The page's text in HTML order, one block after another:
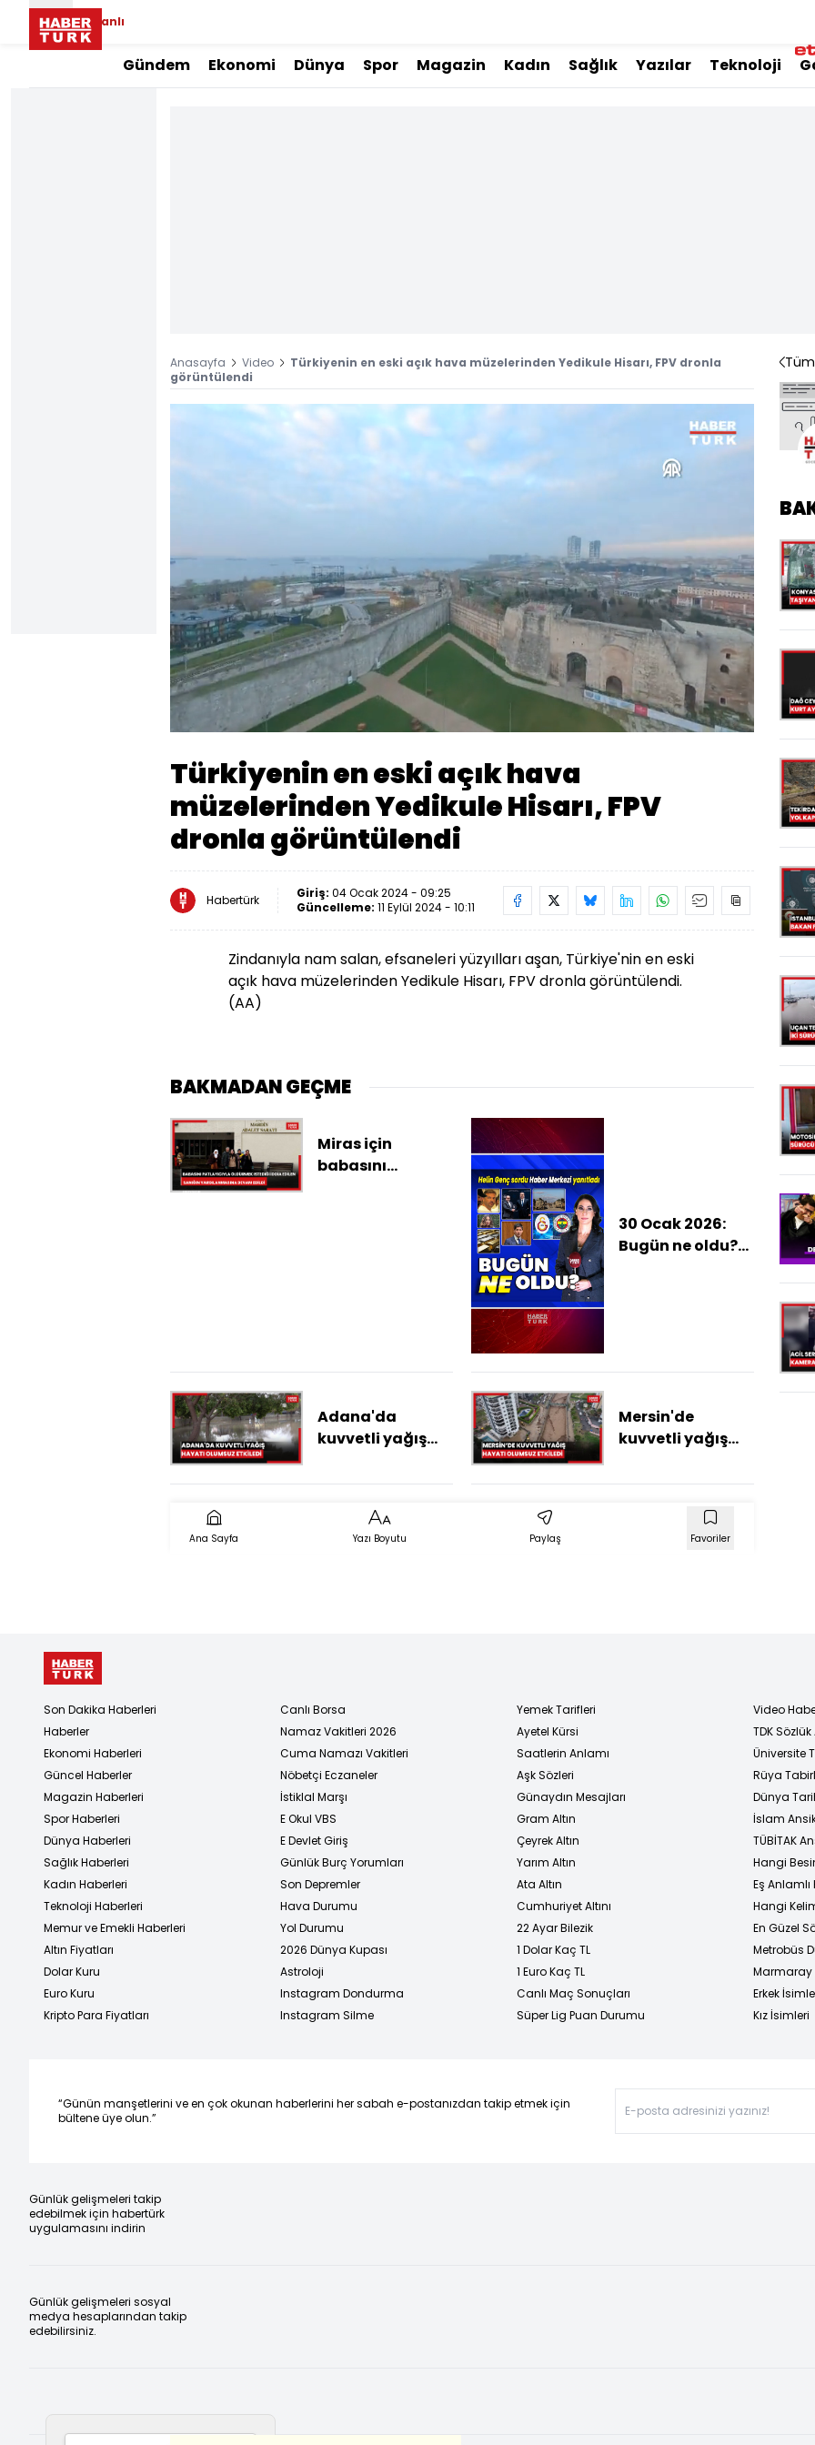
Canlı
Gündem Ekonomi Dünya Spor Magazin Kadın Sağlık Yazılar Teknoloji
Anasayfa Video
Türkiyenin en eski açık hava müzelerinden Yedikule Hisarı, FPV dronla
görüntülendi
Aç
Yüklendi
Oynatma
Hızı
Türkiyenin en eski açık hava
müzelerinden Yedikule Hisarı, FPV
dronla görüntülendi
Habertürk Giriş: 04 Ocak 2024 - 09:25
Güncelleme: 11 Eylül 2024 - 10:11
Zindanıyla nam salan, efsaneleri yüzyılları aşan, Türkiye'nin en eski
açık hava müzelerinden Yedikule Hisarı, FPV dronla görüntülendi.
(AA)
BAKMADAN GEÇME
Miras için
babasını
30 Ocak 2026:
Bugün ne oldu?
Adana'da
kuvvetli yağış
etkiledi
Mersin'de
kuvvetli yağış
etkiliyor
Ana Sayfa Yazı Boyutu Paylaş Favoriler
Son Dakika Haberleri
Haberler
Ekonomi Haberleri
Güncel Haberler
Magazin Haberleri
Spor Haberleri
Dünya Haberleri
Sağlık Haberleri
Kadın Haberleri
Teknoloji Haberleri
Memur ve Emekli Haberleri
Altın Fiyatları
Dolar Kuru
Euro Kuru
Kripto Para Fiyatları
Canlı Borsa
Namaz Vakitleri 2026
Cuma Namazı Vakitleri
Nöbetçi Eczaneler
İstiklal Marşı
E Okul VBS
E Devlet Giriş
Günlük Burç Yorumları
Son Depremler
Hava Durumu
Yol Durumu
2026 Dünya Kupası
Astroloji
Instagram Dondurma
Instagram Silme
Yemek Tarifleri
Ayetel Kürsi
Saatlerin Anlamı
Aşk Sözleri
Günaydın Mesajları
Gram Altın
Çeyrek Altın
Yarım Altın
Ata Altın
Cumhuriyet Altını
22 Ayar Bilezik
1 Dolar Kaç TL
1 Euro Kaç TL
Canlı Maç Sonuçları
Süper Lig Puan Durumu
Video
TDK
Üniversite
Rüya
Dünya
İslam
TÜBİTAK
Hangi
Eş
Hangi
En Güzel
Metrobüs
Marmaray
Erkek
Kız İsimleri
“Günün manşetlerini ve en çok okunan haberlerini her sabah e-postanızdan takip etmek için
bültene üye olun.”
Günlük gelişmeleri takip
edebilmek için habertürk
uygulamasını indirin
Günlük gelişmeleri sosyal
medya hesaplarından takip
edebilirsiniz.